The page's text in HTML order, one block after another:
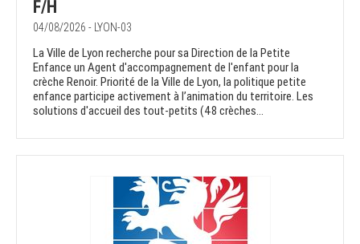
F/H
04/08/2026 - LYON-03
La Ville de Lyon recherche pour sa Direction de la Petite
Enfance un Agent d'accompagnement de l'enfant pour la
crèche Renoir. Priorité de la Ville de Lyon, la politique petite
enfance participe activement à l’animation du territoire. Les
solutions d'accueil des tout-petits (48 crèches...